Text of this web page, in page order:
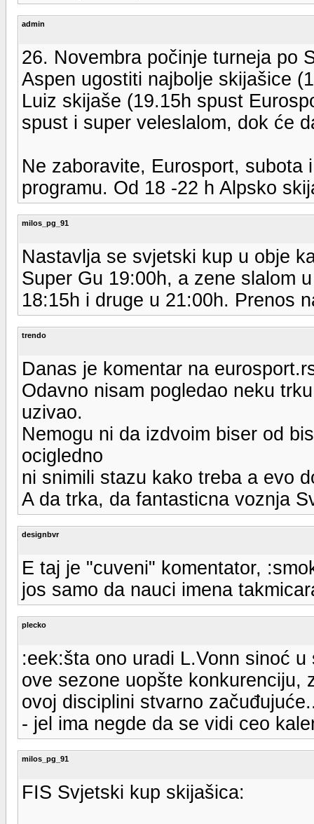
admin
26. Novembra počinje turneja po
Aspen ugostiti najbolje skijašice
Luiz skijaše (19.15h spust
spust i super veleslalom, dok će
Ne zaboravite, Eurosport, subota
programu. Od 18 -22 h Alpsko
milos_pg_91
Nastavlja se svjetski kup u obje
Super Gu 19:00h, a zene slalom
18:15h i druge u 21:00h. Prenos
trendo
Danas je komentar na
Odavno nisam pogledao neku
uzivao.
Nemogu ni da izdvoim biser od
ocigledno
ni snimili stazu kako treba a evo
A da trka, da fantasticna voznja
designbvr
E taj je "cuveni" komentator,
jos samo da nauci imena
plecko
:eek:šta ono uradi L.Vonn sinoć
ove sezone uopšte konkurenciju,
ovoj disciplini stvarno
- jel ima negde da se vidi ceo
milos_pg_91
FIS Svjetski kup skijašica: